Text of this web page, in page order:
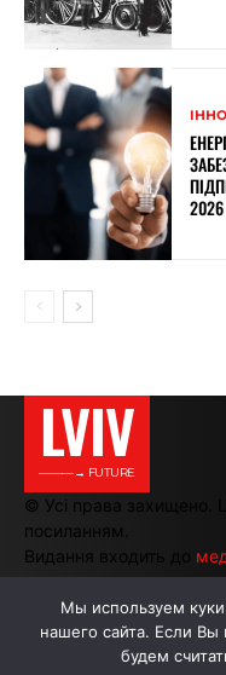
LVIV
———→ FUTURE
© Усі права захищено.
посиланням.
Видання входить до
Мы используем
нашего сайта. Если Вы
будем